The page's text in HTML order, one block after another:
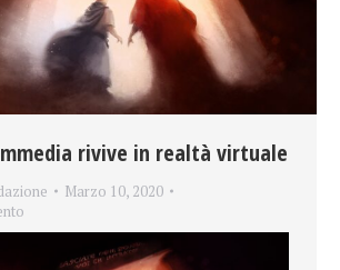
rivive in realtà virtuale
Marzo 10, 2020